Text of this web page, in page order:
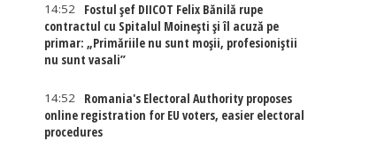
14:52
Fostul șef DIICOT Felix Bănilă rupe
contractul cu Spitalul Moinești și îl acuză pe
primar: „Primăriile nu sunt moșii, profesioniștii
nu sunt vasali”
14:52
Romania's Electoral Authority proposes
online registration for EU voters, easier electoral
procedures